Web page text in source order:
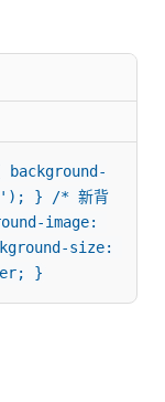
} /* 新背
image:
size:
}